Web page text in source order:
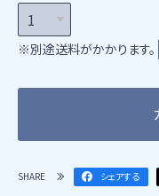
※別途送料がかかります。
SHARE シェアする